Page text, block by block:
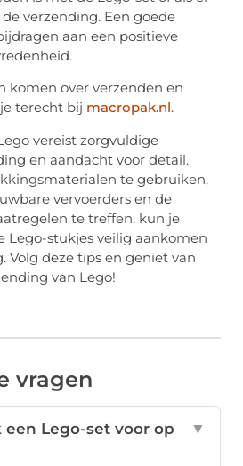
verzending. Een goede
aan een positieve
komen over verzenden en
terecht bij macropak.nl.
vereist zorgvuldige
en aandacht voor detail.
te gebruiken,
vervoerders en de
te treffen, kun je
Lego-stukjes veilig aankomen
Volg deze tips en geniet van
van Lego!
vragen
een Lego-set voor op
▼